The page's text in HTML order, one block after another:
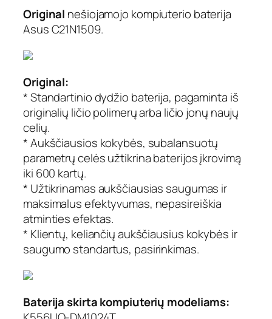
i
s
:
N
e
š
i
o
j
a
m
o
k
o
p
i
u
t
r
o
b
Original nešiojamojo kompiuterio baterija
Asus C21N1509.
Original:
* Standartinio dydžio baterija, pagaminta iš
originalių ličio polimerų arba ličio jonų naujų
celių.
* Aukščiausios kokybės, subalansuotų
parametrų celės užtikrina baterijos įkrovimą
iki 600 kartų.
* Užtikrinamas aukščiausias saugumas ir
maksimalus efektyvumas, nepasireiškia
atminties efektas.
* Klientų, keliančių aukščiausius kokybės ir
saugumo standartus, pasirinkimas.
Baterija skirta kompiuterių modeliams: